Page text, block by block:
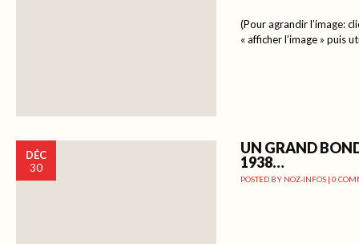
(Pour agrandir l’image:
« afficher l’image » puis
DÉC
30
UN GRAND
1938…
POSTED BY NOZ-INFOS | 0